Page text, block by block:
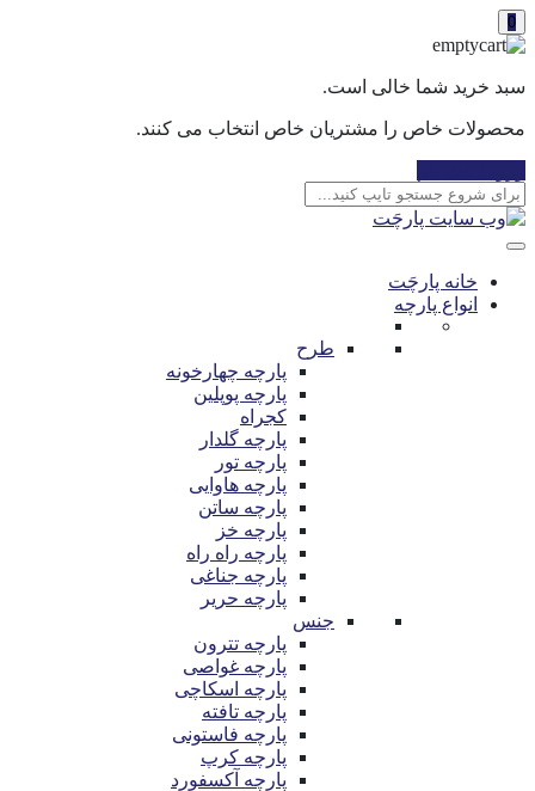
0
سبد خرید شما خالی است.
محصولات خاص را مشتریان خاص انتخاب می کنند.
خانه پارچَت
انواع پارچه
طرح
پارچه چهارخونه
پارچه پوپلین
کجراه
پارچه گلدار
پارچه تور
پارچه هاوایی
پارچه ساتن
پارچه خز
پارچه راه راه
پارچه جناغی
پارچه حریر
جنس
پارچه تترون
پارچه غواصی
پارچه اسکاچی
پارچه تافته
پارچه فاستونی
پارچه کرپ
پارچه آکسفورد